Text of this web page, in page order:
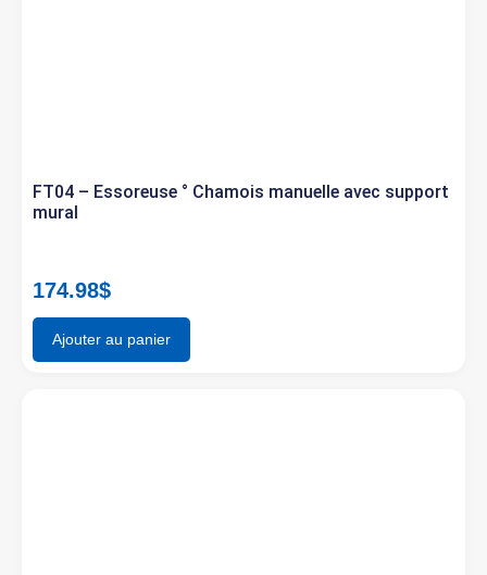
FT04 – Essoreuse ° Chamois manuelle avec support
mural
174.98$
Ajouter au panier